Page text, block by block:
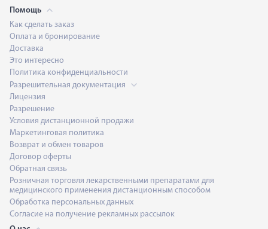
Помощь
Как сделать заказ
Оплата и бронирование
Доставка
Это интересно
Политика конфиденциальности
Разрешительная документация
Лицензия
Разрешение
Условия дистанционной продажи
Маркетинговая политика
Возврат и обмен товаров
Договор оферты
Обратная связь
Розничная торговля лекарственными препаратами для
медицинского применения дистанционным способом
Обработка персональных данных
Согласие на получение рекламных рассылок